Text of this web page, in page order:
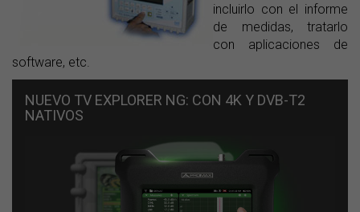
incluirlo con el informe
de medidas, tratarlo
con aplicaciones de
software, etc.
NUEVO TV EXPLORER NG: CON 4K Y DVB-T2
NATIVOS